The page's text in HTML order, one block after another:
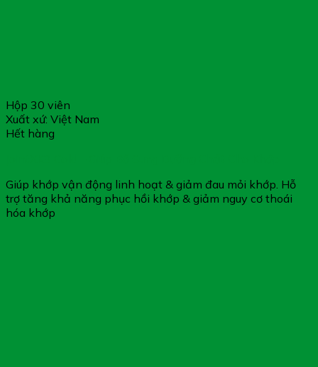
Hộp 30 viên
Xuất xứ: Việt Nam
Hết hàng
Giúp khớp vận động linh hoạt & giảm đau mỏi khớp. Hỗ
trợ tăng khả năng phục hồi khớp & giảm nguy cơ thoái
hóa khớp